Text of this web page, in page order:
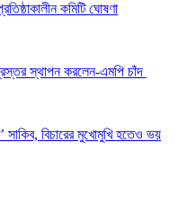
কমিটি ঘোষণা
স্থাপন করলেন-এমপি চাঁদ
সাকিব, বিচারের মুখোমুখি হতেও ভয়